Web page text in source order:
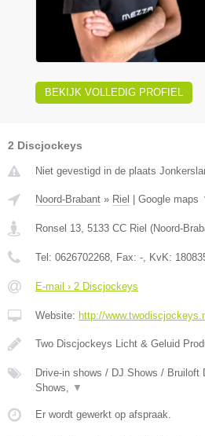
BEKIJK VOLLEDIG PROFIEL
2 Discjockeys
Niet gevestigd in de plaats
Noord-Brabant » Riel | Google maps
Ronsel 13 5133 CC Riel (Noord-
Tel: 0626702268 , Fax: - , KvK:
E-mail › 2 Discjockeys
Website: http://
Two Discjockeys Licht & Geluid
Drive-in shows / DJ Shows / Bruiloft
Shows,
▼
Er wordt gewerkt op afspraak.